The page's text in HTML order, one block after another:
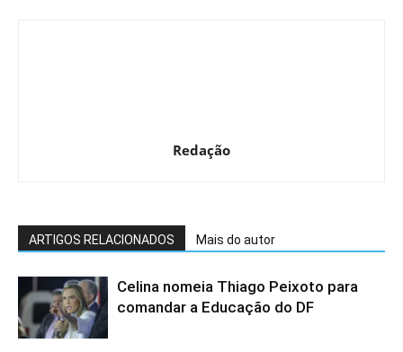
Redação
ARTIGOS RELACIONADOS Mais do autor
Celina nomeia Thiago Peixoto para
comandar a Educação do DF